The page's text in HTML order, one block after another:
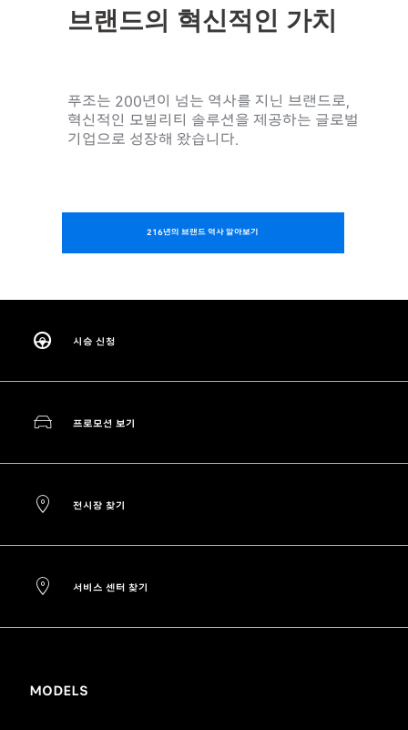
브랜드의 혁신적인 가치
푸조는 200년이 넘는 역사를 지닌 브랜드로,
혁신적인 모빌리티 솔루션을 제공하는 글로벌
기업으로 성장해 왔습니다.
216년의 브랜드 역사 알아보기
시승 신청
프로모션 보기
전시장 찾기
서비스 센터 찾기
MODELS